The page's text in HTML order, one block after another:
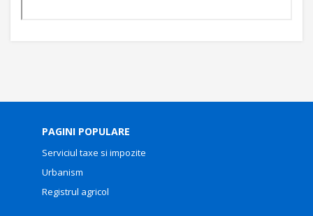
PAGINI POPULARE
Serviciul taxe si impozite
Urbanism
Registrul agricol